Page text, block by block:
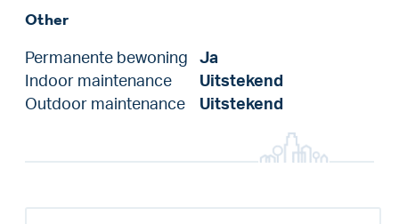
Other
Permanente bewoning
Ja
Indoor maintenance
Uitstekend
Outdoor maintenance
Uitstekend